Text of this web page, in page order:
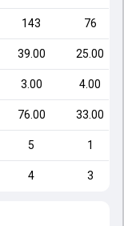
143 76
39.00 25.00
3.00 4.00
76.00 33.00
5 1
4 3